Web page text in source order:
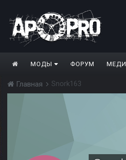
МОДЫ ФОРУМ
Главная Snork163